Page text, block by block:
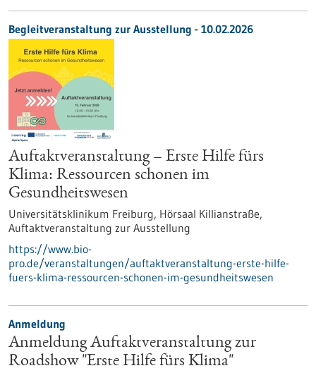
Begleitveranstaltung zur Ausstellung - 10.02.2026
Auftaktveranstaltung – Erste Hilfe fürs
Klima: Ressourcen schonen im
Gesundheitswesen
Universitätsklinikum Freiburg, Hörsaal Killianstraße,
Auftaktveranstaltung zur Ausstellung
https://www.bio-
pro.de/veranstaltungen/auftaktveranstaltung-erste-hilfe-
fuers-klima-ressourcen-schonen-im-gesundheitswesen
Anmeldung
Anmeldung Auftaktveranstaltung zur
Roadshow "Erste Hilfe fürs Klima"